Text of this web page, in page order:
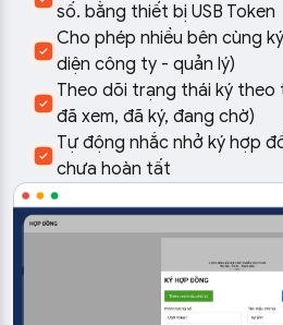
số. bằng thiết bị USB Token
Cho phép nhiều bên cùng
diện công ty - quản lý)
Theo dõi trạng thái ký theo
đã xem, đã ký, đang chờ)
Tự động nhắc nhở ký hợp
chưa hoàn tất